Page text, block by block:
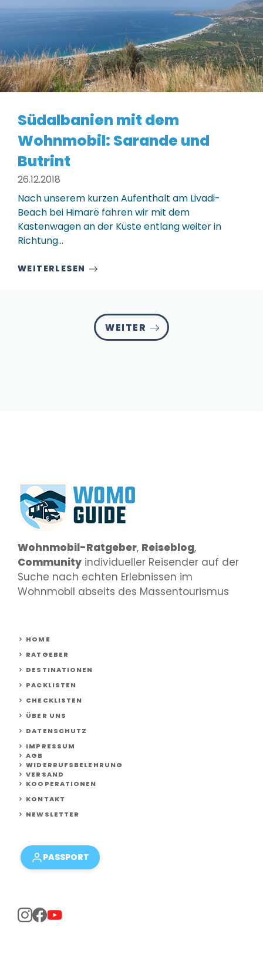
Südalbanien mit dem
Wohnmobil: Sarande und
Butrint
26.12.2018
Nach unserem kurzen Aufenthalt am Livadi-
Beach bei Himarë fahren wir mit dem
Kastenwagen an der Küste entlang weiter in
Richtung…
WEITERLESEN
WEITER
Wohnmobil-Ratgeber, Reiseblog,
Community individueller Reisender auf der
Suche nach echten Erlebnissen im
Wohnmobil abseits des Massentourismus
HOME
RATGEBER
DESTINATIONEN
PACKLISTEN
CHECKLISTEN
ÜBER UNS
DATENSCHUTZ
IMPRESSUM
AGB
WIDERRUFSBELEHRUNG
VERSAND
KOOPERATIONEN
KONTAKT
NEWSLETTER
PASSPORT